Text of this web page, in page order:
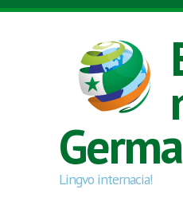
Skip to main content
Lingvo internacia!